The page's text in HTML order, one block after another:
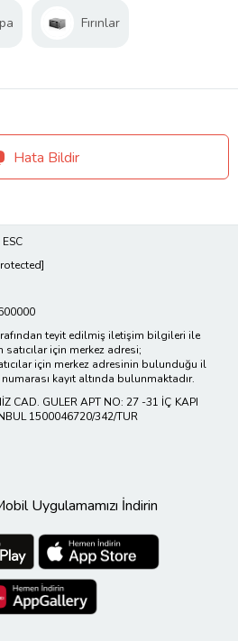
Fırınlar
Hata Bildir
teyit edilmiş iletişim bilgileri ile
için merkez adresi;
için merkez adresinin bulunduğu il
kayıt altında bulunmaktadır.
CAD. GULER APT NO: 27 -31 İÇ KAPI
1500046720/342/TUR
Uygulamamızı İndirin